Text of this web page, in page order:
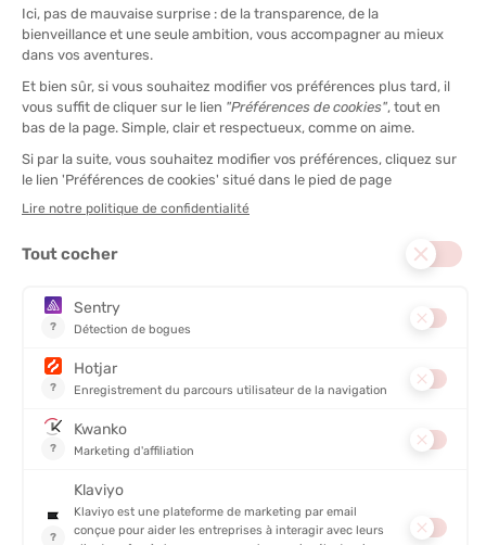
Down Standard), Sans PFAS
GARNISSAGE :Duvet
DISCIPLINE :Lifestyle, Randonnée, Ski
CAPUCHE :Oui
SANS MANCHES :Non
800 cuins
DESCRIPTION DU PRODUIT : DOUDOUNE À CAPUCHE
DOWN SWEATER HOMME
DÉTAILS
PRODUITS SIMILAIRES
PROMO